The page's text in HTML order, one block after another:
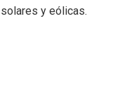
solares y eólicas.